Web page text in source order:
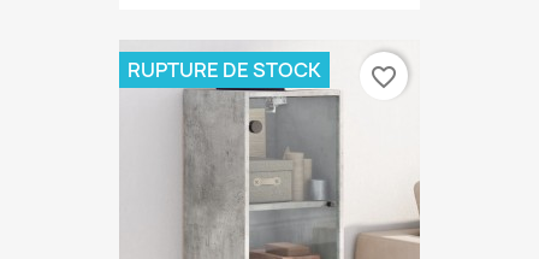
RUPTURE DE STOCK favorite_border